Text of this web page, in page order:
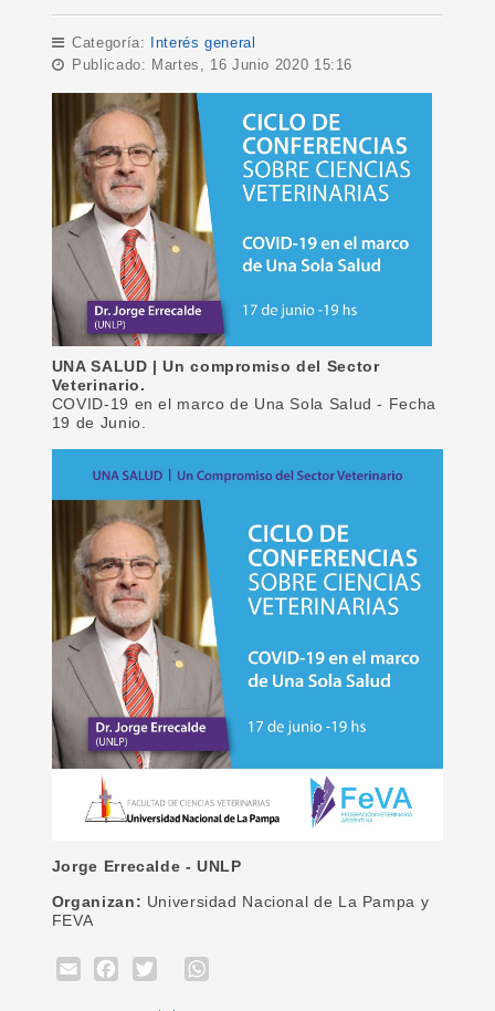
Categoría:
Interés general
Publicado: Martes, 16 Junio 2020 15:16
UNA SALUD | Un compromiso del Sector
Veterinario.
COVID-19 en el marco de Una Sola Salud - Fecha
19 de Junio.
Jorge Errecalde - UNLP
Organizan: Universidad Nacional de La Pampa y
FEVA
EmailFacebook
Twitter